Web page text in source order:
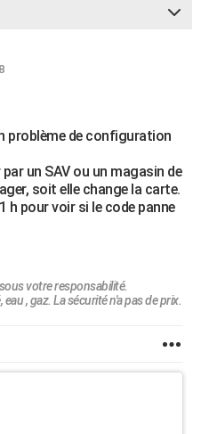
problème de configuration
un SAV ou un magasin de
soit elle change la carte.
h pour voir si le code panne
votre responsabilité.
, gaz. La sécurité n'a pas de prix.